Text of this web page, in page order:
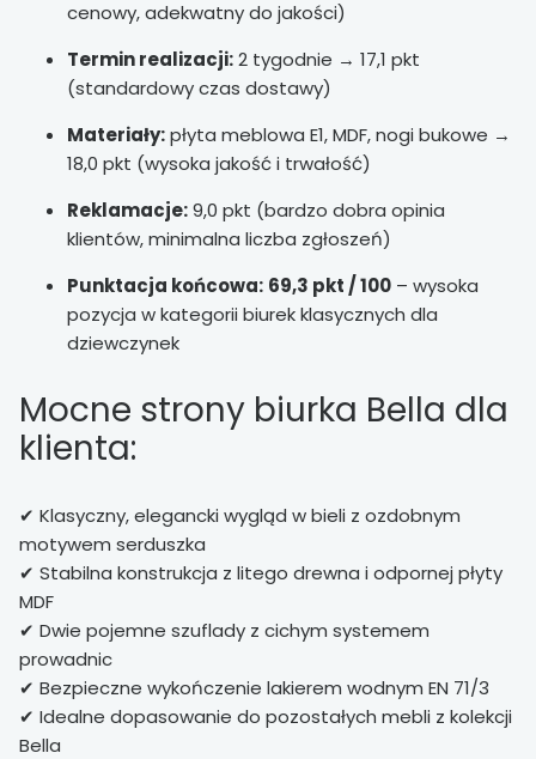
cenowy, adekwatny do jakości)
Termin realizacji:2 tygodnie → 17,1 pkt
(standardowy czas dostawy)
Materiały:płyta meblowa E1, MDF, nogi bukowe →
18,0 pkt (wysoka jakość i trwałość)
Reklamacje:9,0 pkt (bardzo dobra opinia
klientów, minimalna liczba zgłoszeń)
Punktacja końcowa: 69,3 pkt / 100 – wysoka
pozycja w kategorii biurek klasycznych dla
dziewczynek
Mocne strony biurka Bella dla
klienta:
✔ Klasyczny, elegancki wygląd w bieli z ozdobnym
motywem serduszka
✔ Stabilna konstrukcja z litego drewna i odpornej płyty
MDF
✔ Dwie pojemne szuflady z cichym systemem
prowadnic
✔ Bezpieczne wykończenie lakierem wodnym EN 71/3
✔ Idealne dopasowanie do pozostałych mebli z kolekcji
Bella